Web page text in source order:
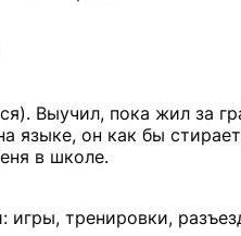
Выучил, пока жил за
языке, он как бы
в школе.
игры, тренировки,